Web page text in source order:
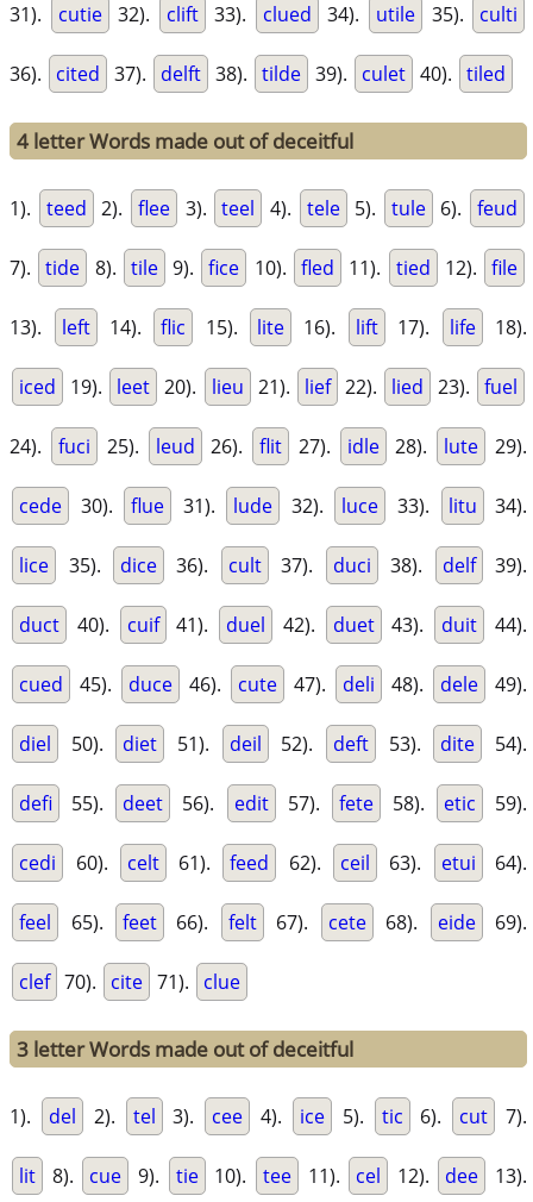
31). cutie 32). clift 33). clued 34). utile 35). culti
36). cited 37). delft 38). tilde 39). culet 40). tiled
4 letter Words made out of deceitful
1). teed 2). flee 3). teel 4). tele 5). tule 6). feud
7). tide 8). tile 9). fice 10). fled 11). tied 12). file
13). left 14). flic 15). lite 16). lift 17). life 18).
iced 19). leet 20). lieu 21). lief 22). lied 23). fuel
24). fuci 25). leud 26). flit 27). idle 28). lute 29).
cede 30). flue 31). lude 32). luce 33). litu 34).
lice 35). dice 36). cult 37). duci 38). delf 39).
duct 40). cuif 41). duel 42). duet 43). duit 44).
cued 45). duce 46). cute 47). deli 48). dele 49).
diel 50). diet 51). deil 52). deft 53). dite 54).
defi 55). deet 56). edit 57). fete 58). etic 59).
cedi 60). celt 61). feed 62). ceil 63). etui 64).
feel 65). feet 66). felt 67). cete 68). eide 69).
clef 70). cite 71). clue
3 letter Words made out of deceitful
1). del 2). tel 3). cee 4). ice 5). tic 6). cut 7).
lit 8). cue 9). tie 10). tee 11). cel 12). dee 13).